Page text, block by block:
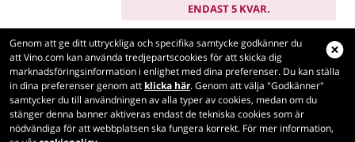
ENDAST 5 KVAR.
Genom att ge ditt uttryckliga och specifika samtycke godkänner du
att Vino.com kan använda tredjepartscookies för att skicka dig
marknadsföringsinformation i enlighet med dina preferenser. Du kan ställa
in dina preferenser genom att klicka här. Genom att välja "Godkänner"
samtycker du till användningen av alla typer av cookies, medan om du
stänger denna banner aktiveras endast de tekniska cookies som är
nödvändiga för att webbplatsen ska fungera korrekt. För mer information,
Vino.com
Made with
in Tuscany
Sidan laddades inom 175 ms